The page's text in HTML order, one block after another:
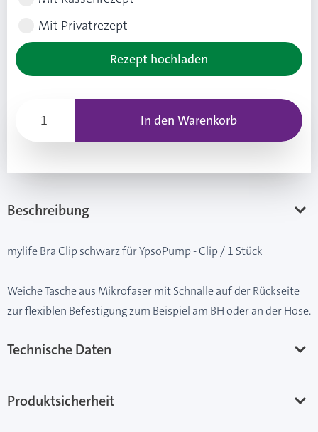
Mit Privatrezept
Rezept hochladen
In den Warenkorb
Beschreibung
mylife Bra Clip schwarz für YpsoPump - Clip / 1 Stück
Weiche Tasche aus Mikrofaser mit Schnalle auf der Rückseite
zur flexiblen Befestigung zum Beispiel am BH oder an der Hose.
Technische Daten
Produktsicherheit